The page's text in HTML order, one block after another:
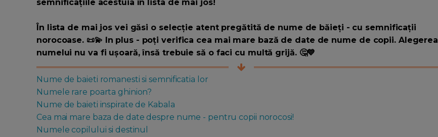
semnificațiile acestuia în lista de mai jos!
În lista de mai jos vei găsi o selecție atent pregătită de nume de băieți - cu semnificații
norocoase. 📜💫 In plus - poți verifica cea mai mare bază de date de nume de copii. Alegerea
numelui nu va fi ușoară, însă trebuie să o faci cu multă grijă. 🤔💙
Nume de baieti romanesti si semnificatia lor
Numele rare poarta ghinion?
Nume de baieti inspirate de Kabala
Cea mai mare baza de date despre nume - pentru copii norocosi!
Numele copilului si destinul